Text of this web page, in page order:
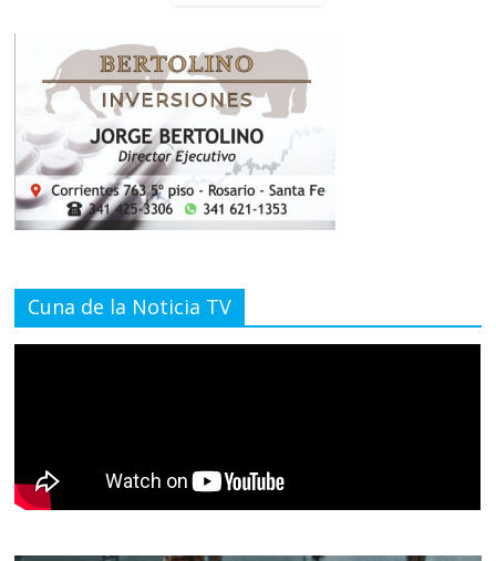
Cuna de la Noticia TV